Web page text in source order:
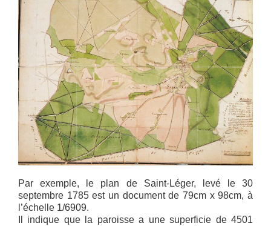
Par exemple, le plan de Saint-Léger, levé le 30
septembre 1785 est un document de 79cm x 98cm, à
l’échelle 1/6909.
Il indique que la paroisse a une superficie de 4501